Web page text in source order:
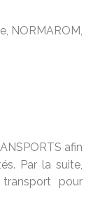
NORMAROM,
afin
Par la suite,
transport pour